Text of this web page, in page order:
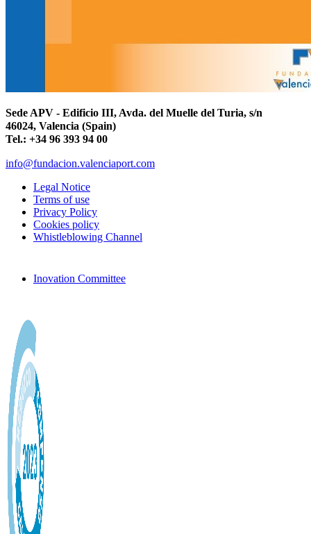
Sede APV - Edificio III, Avda. del Muelle del Turia, s/n
46024, Valencia (Spain)
Tel.: +34 96 393 94 00
info@fundacion.valenciaport.com
Legal Notice
Terms of use
Privacy Policy
Cookies policy
Whistleblowing Channel
Inovation Committee